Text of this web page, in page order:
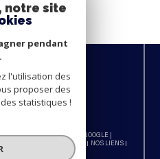
POWERED BY GOOGLE |
ADMIN
NOS LIENS
notre site
pendant
l'utilisation des
proposer des
statistiques !